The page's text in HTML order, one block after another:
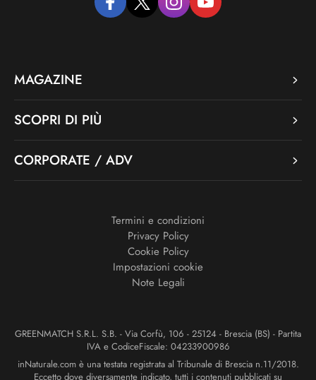
facebooktwitter instagramyoutube
MAGAZINE
SCOPRI DI PIÙ
CORPORATE / ADV
Termini e condizioni
Privacy Policy
Cookie Policy
Impostazioni cookie
Note Legali
GREENMATCH S.R.L. S.B. - Via Corfù, 106 - 25124 - Brescia (BS) - Partita
IVA e CodiceFiscale: 04233900986
inNaturale.com è una testata registrata al Tribunale di Brescia n.11/2018.
Eccetto dove diversamente indicato, tutti i contenuti pubblicati su